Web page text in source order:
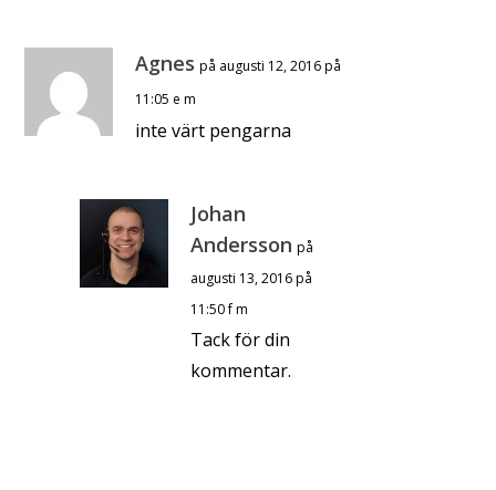
Agnes på augusti 12, 2016 på
11:05 e m
inte värt pengarna
Johan
Andersson på
augusti 13, 2016 på
11:50 f m
Tack för din
kommentar.